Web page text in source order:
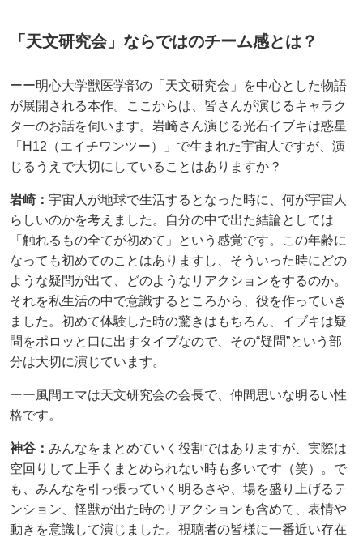
「天文研究会」ならではのチーム感とは？
ーー明心大学獣医学部の「天文研究会」を中心とした物語
が展開される本作。ここからは、皆さんが演じるキャラク
ターのお話を伺います。岩崎さん演じる光石イブキは惑星
「H12（エイチワンツー）」で生まれた宇宙人ですが、演
じるうえで大切にしていることはありますか？
岩崎： 宇宙人が地球で生活するとなった時に、何が宇宙人
らしいのかを考えました。自分の中で出た結論としては
「触れるもの全てが初めて」という感覚です。この年齢に
なっても初めてのことはありますし、そういった時にどの
ような疑問が出て、どのようなリアクションをするのか。
それを私生活の中で意識するところから、役を作っていき
ました。初めて体験した時の驚きはもちろん、イブキは疑
問をポロッと口に出すタイプなので、その“疑問”という部
分は大切に演じています。
ーー風間エマは天文研究会の会長で、仲間思いな明るい性
格です。
神谷： みんなをまとめていく役割ではありますが、実際は
空回りして上手くまとめられない時も多いです（笑）。で
も、みんなを引っ張っていく明るさや、場を盛り上げるテ
ンション、怪獣が出た時のリアクションも含めて、表情や
動きを意識して演じました。視聴者の皆様に一番近い存在